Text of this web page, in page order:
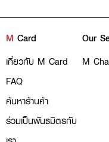
M Card
เกี่ยวกับ M Card
FAQ
ค้นหาร้านค้า
ร่วมเป็นพันธมิตรกับ
Our
M